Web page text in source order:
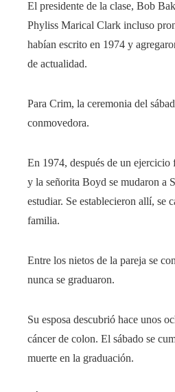
El presidente de la clase, Bob
Phyliss Marical Clark incluso
habían escrito en 1974 y
de actualidad.
Para Crim, la ceremonia del
conmovedora.
En 1974, después de un
y la señorita Boyd se mudaron a
estudiar. Se establecieron allí, se
familia.
Entre los nietos de la pareja se
nunca se graduaron.
Su esposa descubrió hace unos
cáncer de colon. El sábado se
muerte en la graduación.